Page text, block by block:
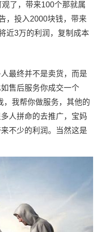
了，带来100个那就属
，投入2000块钱，带来
近3万的利润，复制成本
最终并不是卖货，而是
售后服务你成交一个
，我帮你做服务，其他的
人拼命的去推广，宝妈
不少的利润。当然这是